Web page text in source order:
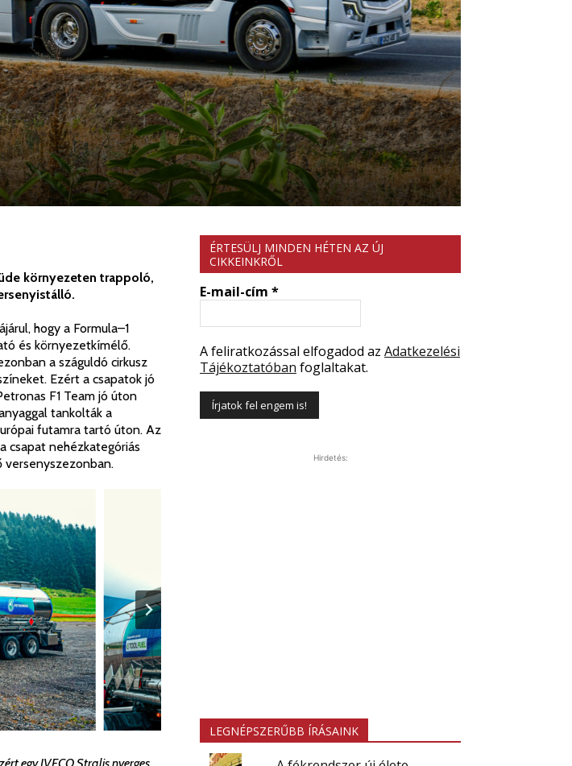
környezeten trappoló,
hogy a Formula–1
és környezetkímélő.
a száguldó cirkusz
Ezért a csapatok jó
F1 Team jó úton
tankolták a
futamra tartó úton. Az
nehézkategóriás
versenyszezonban.
ÉRTESÜLJ MINDEN HÉTEN AZ ÚJ
CIKKEINKRŐL
E-mail-cím *
A feliratkozással elfogadod az Adatkezelési
Tájékoztatóban foglaltakat.
Hirdetés:
LEGNÉPSZERŰBB ÍRÁSAINK